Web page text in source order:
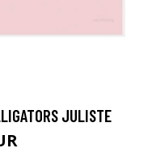
JULISTE